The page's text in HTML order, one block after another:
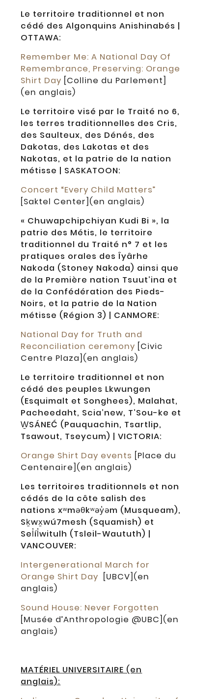
Le territoire traditionnel et non
cédé des Algonquins Anishinabés |
OTTAWA:
Remember Me: A National Day Of
Remembrance, Preserving: Orange
Shirt Day [Colline du Parlement]
(en anglais)
Le territoire visé par le Traité no 6,
les terres traditionnelles des Cris,
des Saulteux, des Dénés, des
Dakotas, des Lakotas et des
Nakotas, et la patrie de la nation
métisse | SASKATOON:
Concert “Every Child Matters”
[Saktel Center](en anglais)
« Chuwapchipchiyan Kudi Bi », la
patrie des Métis, le territoire
traditionnel du Traité n° 7 et les
pratiques orales des Îyârhe
Nakoda (Stoney Nakoda) ainsi que
de la Première nation Tsuut’ina et
de la Confédération des Pieds-
Noirs, et la patrie de la Nation
métisse (Région 3) | CANMORE:
National Day for Truth and
Reconciliation ceremony [Civic
Centre Plaza](en anglais)
Le territoire traditionnel et non
cédé des peuples Lkwungen
(Esquimalt et Songhees), Malahat,
Pacheedaht, Scia’new, T’Sou-ke et
W̱SÁNEĆ (Pauquachin, Tsartlip,
Tsawout, Tseycum) | VICTORIA:
Orange Shirt Day events [Place du
Centenaire](en anglais)
Les territoires traditionnels et non
cédés de la côte salish des
nations xʷməθkʷəy̓əm (Musqueam),
Sḵwx̱wú7mesh (Squamish) et
Sel̓íl̓witulh (Tsleil-Waututh) |
VANCOUVER:
Intergenerational March for
Orange Shirt Day [UBCV](en
anglais)
Sound House: Never Forgotten
[Musée d’Anthropologie @UBC](en
anglais)
MATÉRIEL UNIVERSITAIRE (en
anglais):